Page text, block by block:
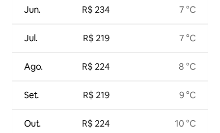
Jun.
Jul.
Ago.
Set.
Out.
R$ 234
R$ 219
R$ 224
R$ 219
R$ 224
7 °C
7 °C
8 °C
9 °C
10 °C